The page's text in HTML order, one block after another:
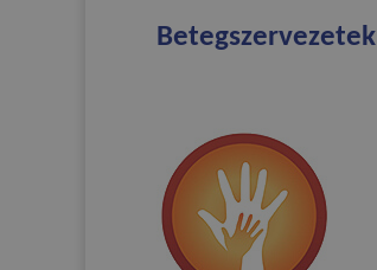
Betegszervezetek